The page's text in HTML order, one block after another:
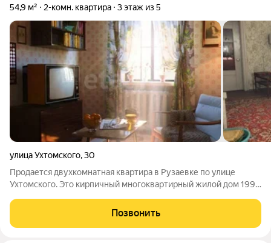
54,9 м² 2-комн. квартира 3 этаж из 5
улица Ухтомского,30
Продается двухкомнатная квартира в Рузаевке по улице
Ухтомского. Это кирпичный многоквартирный жилой дом 1995
городского железнодорожного вокзала. Квартира
расположена на 3 этаже, общая
Позвонить